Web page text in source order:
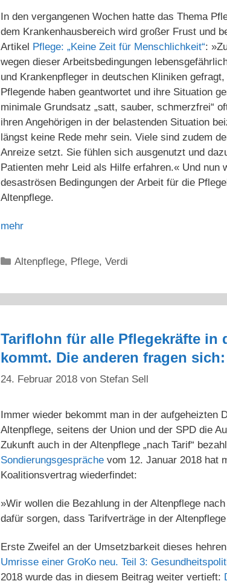
In den vergangenen Wochen hatte das Thema
dem Krankenhausbereich wird großer Frust und
Artikel Pflege: „Keine Zeit für Menschlichkeit“:
wegen dieser Arbeitsbedingungen
und Krankenpfleger in deutschen Kliniken
Pflegende haben geantwortet und ihre Situation
minimale Grundsatz „satt, sauber, schmerzfrei“
ihren Angehörigen in der belastenden Situation
längst keine Rede mehr sein. Viele sind zudem
Anreize setzt. Sie fühlen sich ausgenutzt und
Patienten mehr Leid als Hilfe erfahren.« Und
desaströsen Bedingungen der Arbeit für die
Altenpflege.
mehr
Kategorien
Altenpflege, Pflege,Verdi
Tariflohn für alle Pflegekräfte in
kommt. Die anderen fragen
24. Februar 2018 von Stefan Sell
Immer wieder bekommt man in der aufgeheizten
Altenpflege, seitens der Union und der SPD die
Zukunft auch in der Altenpflege „nach Tarif“
Sondierungsgespräche vom 12. Januar 2018 hat
Koalitionsvertrag wiederfindet:
»Wir wollen die Bezahlung in der Altenpflege
dafür sorgen, dass Tarifverträge in der
Erste Zweifel an der Umsetzbarkeit dieses
Umrisse einer GroKo neu. Teil 3:
2018 wurde das in diesem Beitrag weiter vertieft: